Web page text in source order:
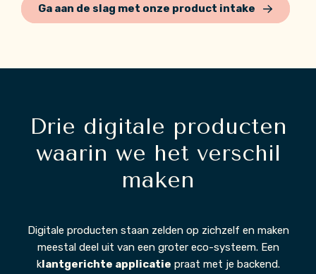
Ga aan de slag met onze product intake
Drie digitale producten
waarin we het verschil
maken
Digitale producten staan zelden op zichzelf en maken
meestal deel uit van een groter eco-systeem. Een
klantgerichte applicatie praat met je backend.